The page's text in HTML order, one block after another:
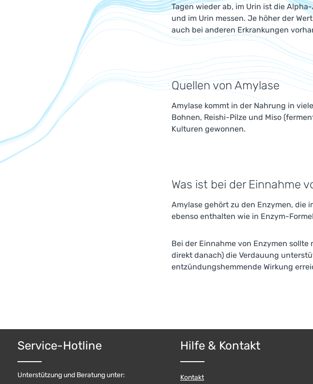
Tagen wieder ab, im Urin ist die
und im Urin messen. Je höher der
auch bei anderen Erkrankungen
Quellen von Amylase
Amylase kommt in der Nahrung in
Bohnen, Reishi-Pilze und Miso
Kulturen gewonnen.
Was ist bei der Einnahme
Amylase gehört zu den Enzymen, die
ebenso enthalten wie in Enzym-
Bei der Einnahme von Enzymen
direkt danach) die Verdauung
entzündungshemmende Wirkung
Service-Hotline
Unterstützung und Beratung unter:
Hilfe & Kontakt
Kontakt